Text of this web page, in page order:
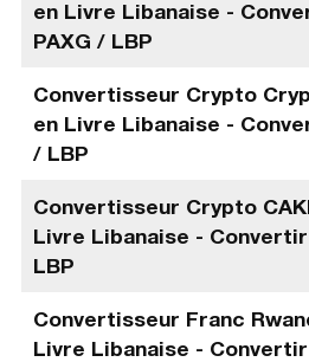
en Livre Libanaise -
PAXG / LBP
Convertisseur Crypto
en Livre Libanaise -
/ LBP
Convertisseur Crypto
Livre Libanaise - Convertir
LBP
Convertisseur Franc
Livre Libanaise -